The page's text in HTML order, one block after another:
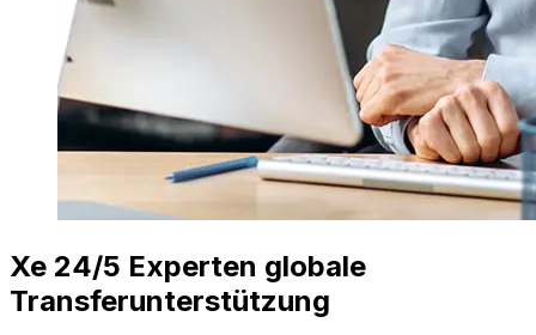
Xe 24/5 Experten globale
Transferunterstützung